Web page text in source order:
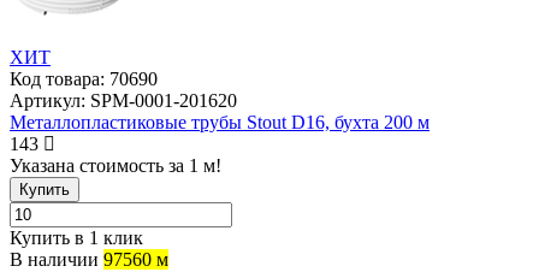
ХИТ
Код товара: 70690
Артикул: SPM-0001-201620
Металлопластиковые трубы Stout D16, бухта 200 м
143
Указана стоимость за 1 м!
Купить
Купить в 1 клик
В наличии 97560 м